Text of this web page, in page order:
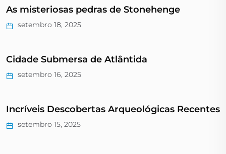
As misteriosas pedras de Stonehenge
setembro 18, 2025
Cidade Submersa de Atlântida
setembro 16, 2025
Incríveis Descobertas Arqueológicas Recentes
setembro 15, 2025